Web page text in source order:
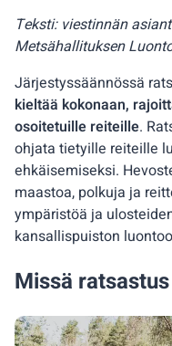
Teksti: viestinnän
Metsähallituksen
Järjestyssäännössä
kieltää kokonaan,
osoitetuille reiteille.
ohjata tietyille reiteille
ehkäisemiseksi.
maastoa, polkuja ja
ympäristöä ja
kansallispuiston
Missä